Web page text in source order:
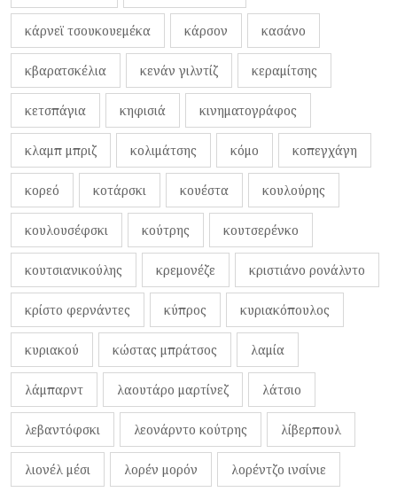
κάρνεϊ τσουκουεμέκα κάρσον κασάνο
κβαρατσκέλια κενάν γιλντίζ κεραμίτσης
κετσπάγια κηφισιά κινηματογράφος
κλαμπ μπριζ κολιμάτσης κόμο κοπεγχάγη
κορεό κοτάρσκι κουέστα κουλούρης
κουλουσέφσκι κούτρης κουτσερένκο
κουτσιανικούλης κρεμονέζε κριστιάνο ρονάλντο
κρίστο φερνάντες κύπρος κυριακόπουλος
κυριακού κώστας μπράτσος λαμία
λάμπαρντ λαουτάρο μαρτίνεζ λάτσιο
λεβαντόφσκι λεονάρντο κούτρης λίβερπουλ
λιονέλ μέσι λορέν μορόν λορέντζο ινσίνιε